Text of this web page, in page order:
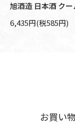
旭酒造 日本酒 クー
6,435円(税585円)
お買い